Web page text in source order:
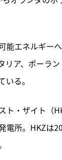
能エネルギー
リア、ポーラ
いる。
ト・ザイト（
電所。HKZは